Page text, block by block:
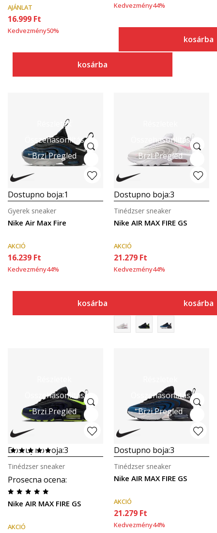
AJÁNLAT
16.999 Ft
Kedvezmény50%
kosárba
Kedvezmény44%
kosárba
Részletek
Összehasonlítás
Brzi Pregled
Dostupno boja:1
Nike Air Max Fire
Gyerek sneaker
AKCIÓ
16.239 Ft
Kedvezmény44%
kosárba
Összehasonlítás
Brzi Pregled
Dostupno boja:3
Nike AIR MAX FIRE GS
Tinédzser sneaker
AKCIÓ
21.279 Ft
Kedvezmény44%
kosárba
Összehasonlítás
Brzi Pregled
Dostupno boja:3
Prosecna ocena:
Nike AIR MAX FIRE GS
Tinédzser sneaker
AKCIÓ
Összehasonlítás
Brzi Pregled
Dostupno boja:3
Nike AIR MAX FIRE GS
Tinédzser sneaker
AKCIÓ
21.279 Ft
Kedvezmény44%